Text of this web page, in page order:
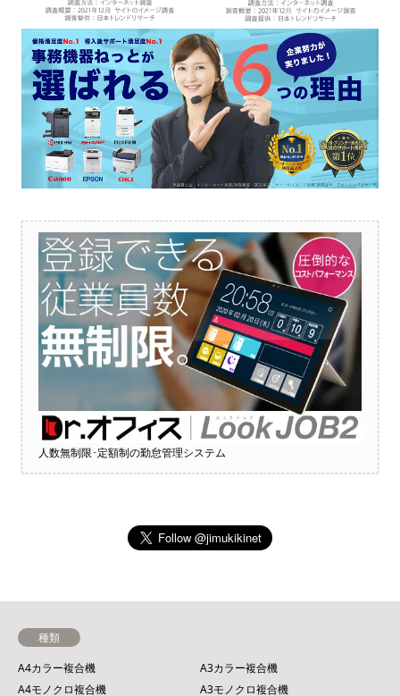
人数無制限･定額制の勤怠管理システム
種類
A4カラー複合機
A3カラー複合機
A4モノクロ複合機
A3モノクロ複合機